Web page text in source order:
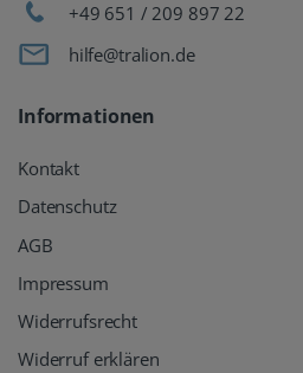
+49 651 / 209 897 22
hilfe@tralion.de
Informationen
Kontakt
Datenschutz
AGB
Impressum
Widerrufsrecht
Widerruf erklären